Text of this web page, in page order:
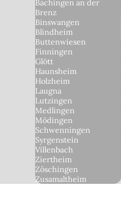
Bächingen an der
Brenz
Binswangen
Blindheim
Buttenwiesen
Finningen
Glött
Haunsheim
Holzheim
Laugna
Lutzingen
Medlingen
Mödingen
Schwenningen
Syrgenstein
Villenbach
Ziertheim
Zöschingen
Zusamaltheim